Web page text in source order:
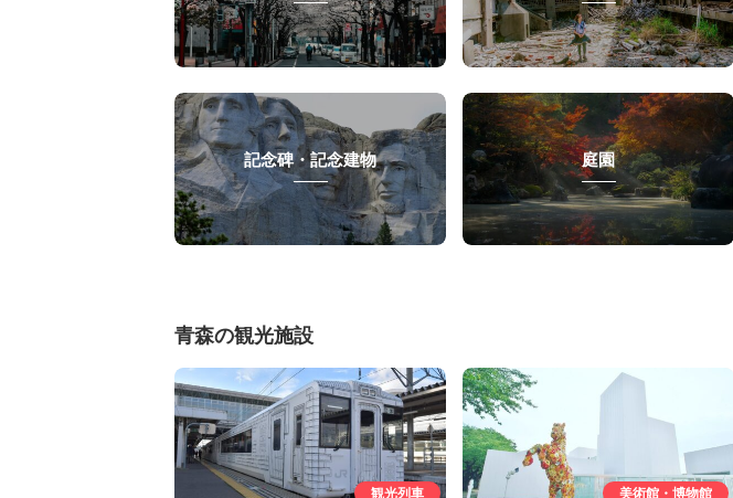
記念碑・記念建物 庭園
青森の観光施設
観光列車 美術館・博物館